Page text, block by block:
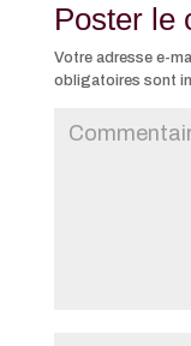
Poster le
Votre adresse e-
obligatoires sont